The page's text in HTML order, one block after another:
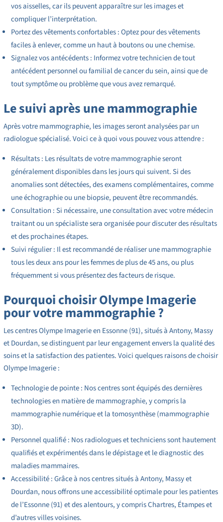
vos aisselles, car ils peuvent apparaître sur les images et
compliquer l’interprétation.
Portez des vêtements confortables : Optez pour des vêtements
faciles à enlever, comme un haut à boutons ou une chemise.
Signalez vos antécédents : Informez votre technicien de tout
antécédent personnel ou familial de cancer du sein, ainsi que de
tout symptôme ou problème que vous avez remarqué.
Le suivi après une mammographie
Après votre mammographie, les images seront analysées par un
radiologue spécialisé. Voici ce à quoi vous pouvez vous attendre :
Résultats : Les résultats de votre mammographie seront
généralement disponibles dans les jours qui suivent. Si des
anomalies sont détectées, des examens complémentaires, comme
une échographie ou une biopsie, peuvent être recommandés.
Consultation : Si nécessaire, une consultation avec votre médecin
traitant ou un spécialiste sera organisée pour discuter des résultats
et des prochaines étapes.
Suivi régulier : Il est recommandé de réaliser une mammographie
tous les deux ans pour les femmes de plus de 45 ans, ou plus
fréquemment si vous présentez des facteurs de risque.
Pourquoi choisir Olympe Imagerie
pour votre mammographie ?
Les centres Olympe Imagerie en Essonne (91), situés à Antony, Massy
et Dourdan, se distinguent par leur engagement envers la qualité des
soins et la satisfaction des patientes. Voici quelques raisons de choisir
Olympe Imagerie :
Technologie de pointe : Nos centres sont équipés des dernières
technologies en matière de mammographie, y compris la
mammographie numérique et la tomosynthèse (mammographie
3D).
Personnel qualifié : Nos radiologues et techniciens sont hautement
qualifiés et expérimentés dans le dépistage et le diagnostic des
maladies mammaires.
Accessibilité : Grâce à nos centres situés à Antony, Massy et
Dourdan, nous offrons une accessibilité optimale pour les patientes
de l’Essonne (91) et des alentours, y compris Chartres, Étampes et
d’autres villes voisines.